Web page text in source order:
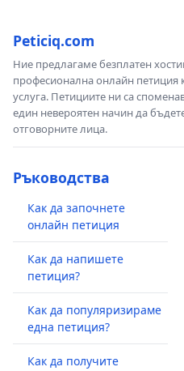
Peticiq.com
Ние предлагаме безплатен
професионална онлайн
услуга. Петициите ни са
един невероятен начин да
отговорните лица.
Ръководства
Как да започнете
онлайн петиция
Как да напишете
петиция?
Как да популяризираме
една петиция?
Как да получите